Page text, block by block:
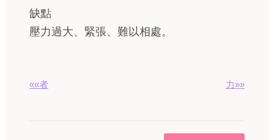
缺點
壓力過大、緊張、難以相處。
««者 力»»